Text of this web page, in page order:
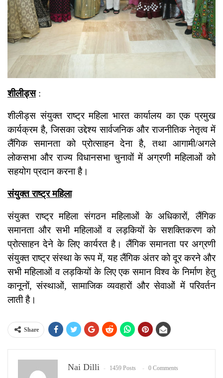
शीलीड्स:
शीलीड्स संयुक्त राष्ट्र महिला भारत कार्यालय का एक प्रमुख
कार्यक्रम है, जिसका उद्देश्य सार्वजनिक और राजनीतिक नेतृत्व में
लैंगिक समानता को प्रोत्साहन देना है, तथा आगामी/अगले
लोकसभा और राज्य विधानसभा चुनावों में अग्रणी महिलाओं को
सहयोग प्रदान करना है।
संयुक्त राष्ट्र महिला
संयुक्त राष्ट्र महिला संगठन महिलाओं के अधिकारों, लैंगिक
समानता और सभी महिलाओं व लड़कियों के सशक्तिकरण को
प्रोत्साहन देने के लिए कार्यरत है। लैंगिक समानता पर अग्रणी
संयुक्त राष्ट्र संस्था के रूप में, यह लैंगिक अंतर को दूर करने और
सभी महिलाओं व लड़कियों के लिए एक समान विश्व के निर्माण हेतु
कानूनों, संस्थाओं, सामाजिक व्यवहारों और सेवाओं में परिवर्तन
लाती है।
Share
Nai Dilli 1459 Posts 0 Comments